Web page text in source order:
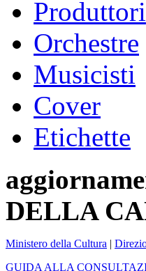
Produttori
Orchestre
Musicisti
Cover
Etichette
DELLA
Ministero della Cultura |
GUIDA ALLA